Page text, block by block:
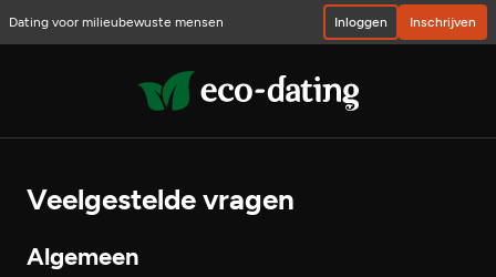
Dating voor milieubewuste mensen Inloggen Inschrijven
Veelgestelde vragen
Algemeen